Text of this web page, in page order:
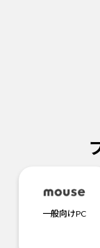
一般向けPC